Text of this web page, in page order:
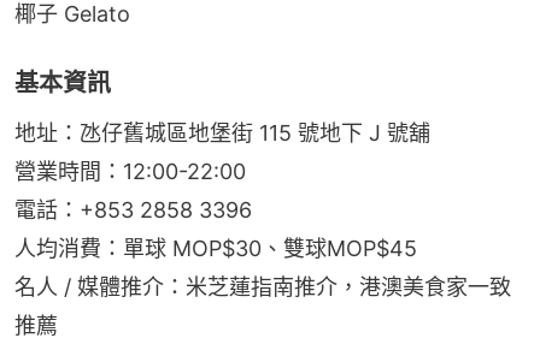
椰子 Gelato
基本資訊
地址：氹仔舊城區地堡街 115 號地下 J 號舖
營業時間：12:00-22:00
電話：+853 2858 3396
人均消費：單球 MOP$30、雙球MOP$45
名人 / 媒體推介：米芝蓮指南推介，港澳美食家一致
推薦